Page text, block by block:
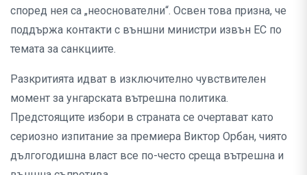
според нея са „неоснователни“. Освен това призна, че
поддържа контакти с външни министри извън ЕС по
темата за санкциите.
Разкритията идват в изключително чувствителен
момент за унгарската вътрешна политика.
Предстоящите избори в страната се очертават като
сериозно изпитание за премиера Виктор Орбан, чиято
дългогодишна власт все по-често среща вътрешна и